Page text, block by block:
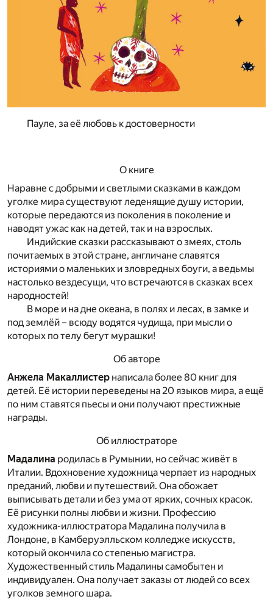
Пауле, за её любовь к достоверности
О книге
Наравне с добрыми и светлыми сказками в каждом
уголке мира существуют леденящие душу истории,
которые передаются из поколения в поколение и
наводят ужас как на детей, так и на взрослых.
Индийские сказки рассказывают о змеях, столь
почитаемых в этой стране, англичане славятся
историями о маленьких и зловредных боуги, а ведьмы
настолько вездесущи, что встречаются в сказках всех
народностей!
В море и на дне океана, в полях и лесах, в замке и
под землёй – всюду водятся чудища, при мысли о
которых по телу бегут мурашки!
Об авторе
Анжела Макаллистер написала более 80 книг для
детей. Её истории переведены на 20 языков мира, а ещё
по ним ставятся пьесы и они получают престижные
награды.
Об иллюстраторе
Мадалина родилась в Румынии, но сейчас живёт в
Италии. Вдохновение художница черпает из народных
преданий, любви и путешествий. Она обожает
выписывать детали и без ума от ярких, сочных красок.
Её рисунки полны любви и жизни. Профессию
художника-иллюстратора Мадалина получила в
Лондоне, в Камберуэлльском колледже искусств,
который окончила со степенью магистра.
Художественный стиль Мадалины самобытен и
индивидуален. Она получает заказы от людей со всех
уголков земного шара.